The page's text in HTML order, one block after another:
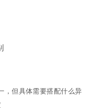
，但具体需要搭配什么异